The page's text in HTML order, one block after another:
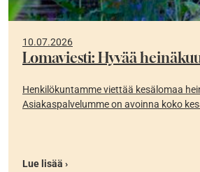
10.07.2026
Lomaviesti: Hyvää
Henkilökuntamme viettää kesälomaa
Asiakaspalvelumme on avoinna koko
Lue lisää ›